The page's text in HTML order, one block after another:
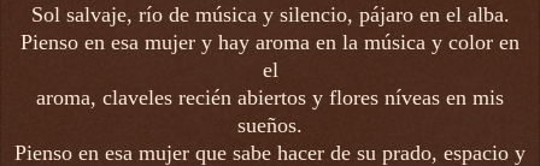
Sol salvaje, río de música y silencio, pájaro en el alba.
Pienso en esa mujer y hay aroma en la música y color en
el
aroma, claveles recién abiertos y flores níveas en mis
sueños.
Pienso en esa mujer que sabe hacer de su prado, espacio y